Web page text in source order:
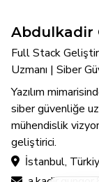
Abdulkadir
Full Stack
Uzmanı | Siber
Yazılım
siber güvenliğe
mühendislik
geliştirici.
İstanbul,